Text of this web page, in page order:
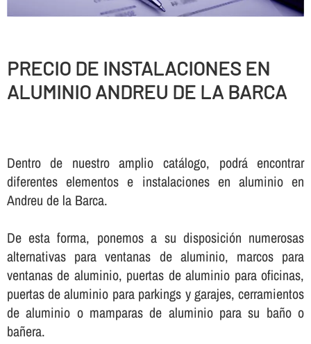
PRECIO DE INSTALACIONES EN
ALUMINIO ANDREU DE LA BARCA
Dentro de nuestro amplio catálogo, podrá encontrar
diferentes elementos e instalaciones en aluminio en
Andreu de la Barca.
De esta forma, ponemos a su disposición numerosas
alternativas para ventanas de aluminio, marcos para
ventanas de aluminio, puertas de aluminio para oficinas,
puertas de aluminio para parkings y garajes, cerramientos
de aluminio o mamparas de aluminio para su baño o
bañera.